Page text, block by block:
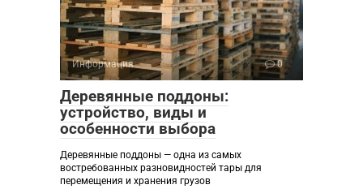
Информация 0
Деревянные поддоны:
устройство, виды и
особенности выбора
Деревянные поддоны — одна из самых
востребованных разновидностей тары для
перемещения и хранения грузов